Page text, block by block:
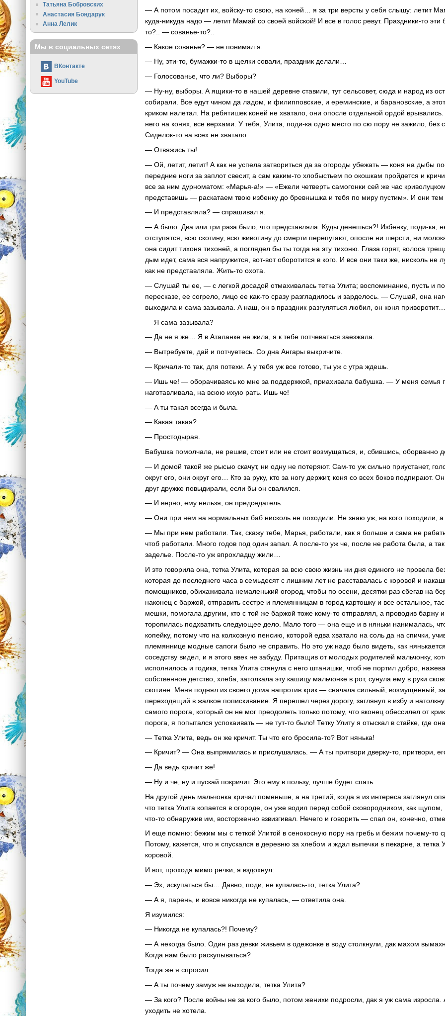
— А потом посадит их, войску-то свою, на коней… я за три версты у себя слышу: летит
куда-никуда надо — летит Мамай со своей войской! И все в голос ревут. Праздники-то
то?.. — сованье-то?..
— Какое сованье? — не понимал я.
— Ну, эти-то, бумажки-то в щелки совали, праздник делали…
— Голосованье, что ли? Выборы?
— Ну-ну, выборы. А ящики-то в нашей деревне ставили, тут сельсовет, сюда и народ из
собирали. Все едут чином да ладом, и филипповские, и ереминские, и барановские, а
криком налетал. На ребятишек коней не хватало, они опосле отдельной ордой
него на конях, все верхами. У тебя, Улита, поди-ка одно место по сю пору не зажило, без
Сиделок-то на всех не хватало.
— Отвяжись ты!
— Ой, летит, летит! А как не успела затвориться да за огороды убежать — коня на дыбы
передние ноги за заплот свесит, а сам каким-то хлобыстьем по окошкам пройдется и
все за ним дурноматом: «Марья-а!» — «Ежели четверть самогонки сей же час
представишь — раскатаем твою избенку до бревнышка и тебя по миру пустим». И они
— И представляла? — спрашивал я.
— А было. Два или три раза было, что представляла. Куды денешься?! Избенку, поди-ка,
отступятся, всю скотину, всю животину до смерти перепугают, опосле ни шерсти, ни
она сидит тихоня тихоней, а поглядел бы ты тогда на эту тихоню. Глаза горят, волоса
дым идет, сама вся напружится, вот-вот оборотится в кого. И все они таки же, нисколь не
как не представляла. Жить-то охота.
— Слушай ты ее, — с легкой досадой отмахивалась тетка Улита; воспоминание, пусть и
пересказе, ее согрело, лицо ее как-то сразу разгладилось и зарделось. — Слушай, она
выходила и сама зазывала. А наш, он в праздник разгуляться любил, он коня приворотит…
— Я сама зазывала?
— Да не я же… Я в Аталанке не жила, я к тебе потчеваться заезжала.
— Вытребуете, дай и потчуетесь. Со дна Ангары выкричите.
— Кричали-то так, для потехи. А у тебя уж все готово, ты уж с утра ждешь.
— Ишь че! — оборачиваясь ко мне за поддержкой, приахивала бабушка. — У меня семья
наготавливала, на всюю ихую рать. Ишь че!
— А ты такая всегда и была.
— Какая такая?
— Простодырая.
Бабушка помолчала, не решив, стоит или не стоит возмущаться, и, сбившись, оборванно
— И домой такой же рысью скачут, ни одну не потеряют. Сам-то уж сильно приустанет,
округ его, они округ его… Кто за руку, кто за ногу держит, коня со всех боков подпирают.
друг дружке повыдирали, если бы он свалился.
— И верно, ему нельзя, он председатель.
— Они при нем на нормальных баб нисколь не походили. Не знаю уж, на кого походили, а
— Мы при нем работали. Так, скажу тебе, Марья, работали, как я больше и сама не
чтоб работали. Много годов под один запал. А после-то уж че, после не работа была, а
заделье. После-то уж впрохладцу жили…
И это говорила она, тетка Улита, которая за всю свою жизнь ни дня единого не провела
которая до последнего часа в семьдесят с лишним лет не расставалась с коровой и
помощников, обихаживала немаленький огород, чтобы по осени, десятки раз сбегав на
наконец с баржой, отправить сестре и племянницам в город картошку и все остальное,
мешки, помогала другим, кто с той же баржой тоже кому-то отправлял, а проводив баржу и
торопилась подхватить следующее дело. Мало того — она еще и в няньки нанималась,
копейку, потому что на колхозную пенсию, которой едва хватало на соль да на спички,
племяннице модные сапоги было не справить. Но это уж надо было видеть, как
соседству видел, и я этого ввек не забуду. Притащив от молодых родителей мальчонку,
исполнилось и годика, тетка Улита стянула с него штанишки, чтоб не портил добро,
собственное детство, хлеба, затолкала эту кашицу мальчонке в рот, сунула ему в руки
скотине. Меня поднял из своего дома напротив крик — сначала сильный, возмущенный,
переходящий в жалкое попискивание. Я перешел через дорогу, заглянул в избу и
самого порога, который он не мог преодолеть только потому, что вконец обессилел от
порога, я попытался успокаивать — не тут-то было! Тетку Улиту я отыскал в стайке, где
— Тетка Улита, ведь он же кричит. Ты что его бросила-то? Вот нянька!
— Кричит? — Она выпрямилась и прислушалась. — А ты притвори дверку-то, притвори,
— Да ведь кричит же!
— Ну и че, ну и пускай покричит. Это ему в пользу, лучше будет спать.
На другой день мальчонка кричал поменьше, а на третий, когда я из интереса заглянул
что тетка Улита копается в огороде, он уже водил перед собой сковородником, как
что-то обнаружив им, восторженно взвизгивал. Нечего и говорить — спал он, конечно,
И еще помню: бежим мы с теткой Улитой в сенокосную пору на гребь и бежим почему-то
Потому, кажется, что я спускался в деревню за хлебом и ждал выпечки в пекарне, а тетка
коровой.
И вот, проходя мимо речки, я вздохнул:
— Эх, искупаться бы… Давно, поди, не купалась-то, тетка Улита?
— А я, парень, и вовсе никогда не купалась, — ответила она.
Я изумился:
— Никогда не купалась?! Почему?
— А некогда было. Один раз девки живьем в одежонке в воду столкнули, дак махом
Когда нам было раскупываться?
Тогда же я спросил:
— А ты почему замуж не выходила, тетка Улита?
— За кого? После войны не за кого было, потом женихи подросли, дак я уж сама
уходить не хотела.
Татьяна Бобровских
Анастасия Бондарук
Анна Лелик
Мы в социальных сетях
ВКонтакте
YouTube